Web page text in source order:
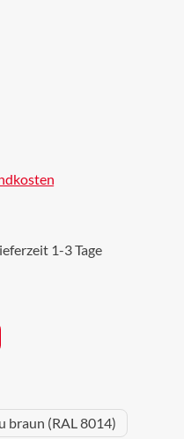
1-3 Tage
braun (RAL 8014)